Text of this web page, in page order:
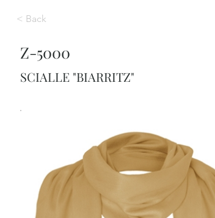
< Back
Z-5000
SCIALLE "BIARRITZ"